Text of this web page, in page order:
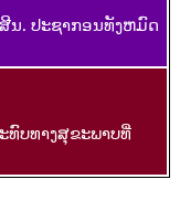
ນ. ປະຊາກອນທັງຫມົດ
ບທາງສຸຂະພາບທີ່